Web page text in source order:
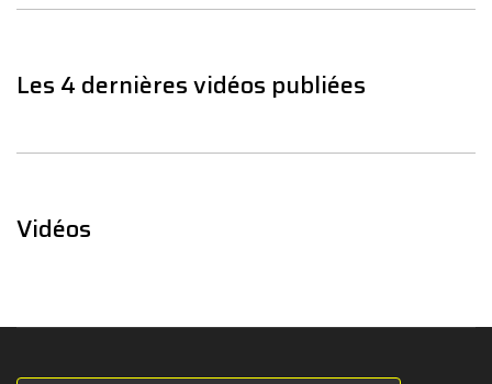
Les 4 dernières vidéos publiées
Vidéos